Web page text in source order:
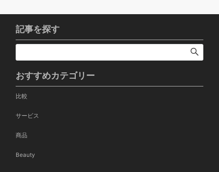
記事を探す
おすすめカテゴリー
比較
サービス
商品
Beauty